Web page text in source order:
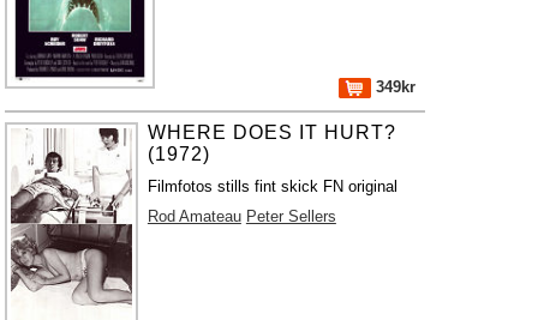
349kr
WHERE DOES IT HURT?
(1972)
Filmfotos stills fint skick FN original
Rod Amateau Peter Sellers